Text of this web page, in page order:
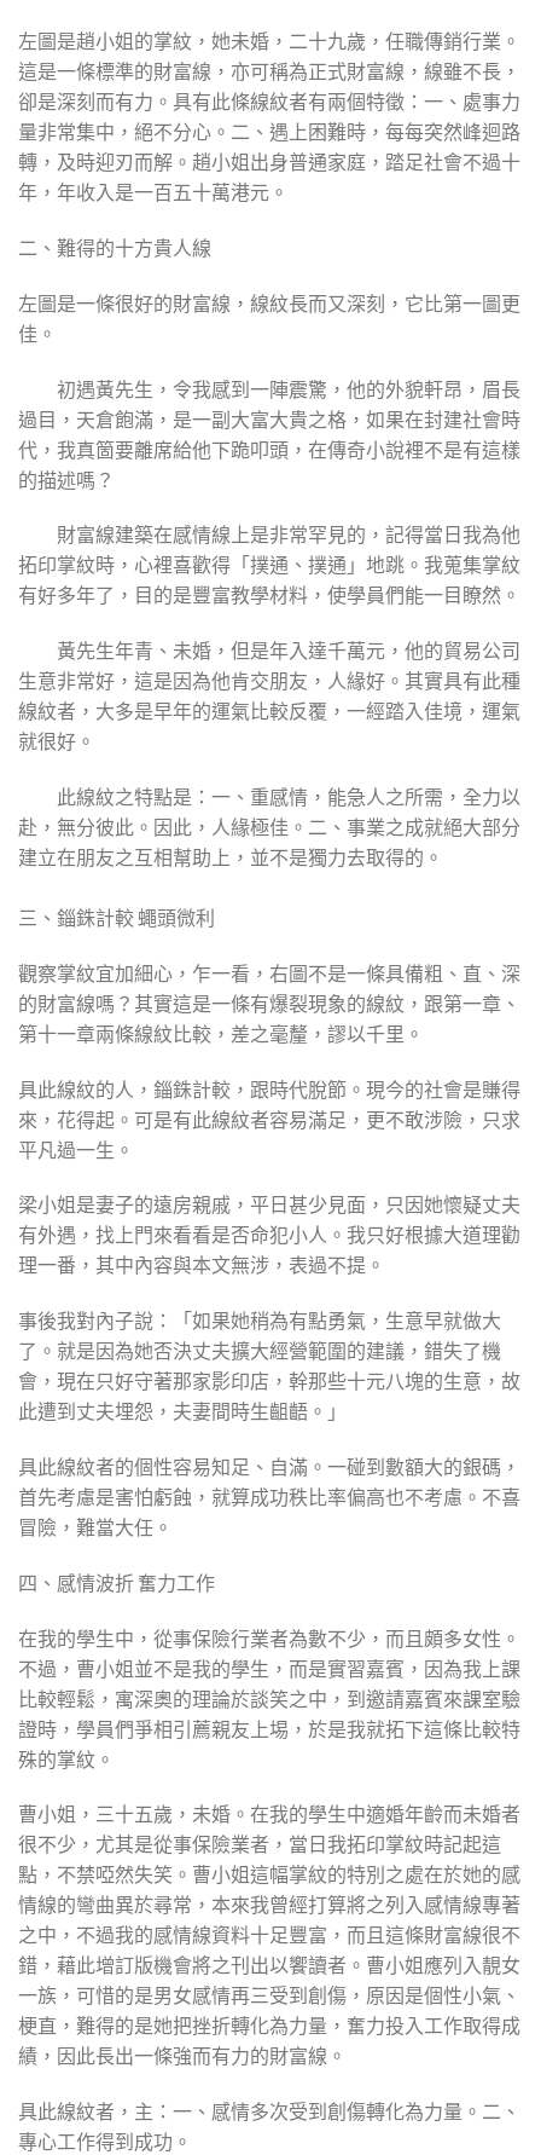
左圖是趙小姐的掌紋，她未婚，二十九歲，任職傳銷行業。
這是一條標準的財富線，亦可稱為正式財富線，線雖不長，
卻是深刻而有力。具有此條線紋者有兩個特徵：一、處事力
量非常集中，絕不分心。二、遇上困難時，每每突然峰迴路
轉，及時迎刃而解。趙小姐出身普通家庭，踏足社會不過十
年，年收入是一百五十萬港元。
二、難得的十方貴人線
左圖是一條很好的財富線，線紋長而又深刻，它比第一圖更
佳。
初遇黃先生，令我感到一陣震驚，他的外貌軒昂，眉長
過目，天倉飽滿，是一副大富大貴之格，如果在封建社會時
代，我真箇要離席給他下跪叩頭，在傳奇小說裡不是有這樣
的描述嗎？
財富線建築在感情線上是非常罕見的，記得當日我為他
拓印掌紋時，心裡喜歡得「撲通、撲通」地跳。我蒐集掌紋
有好多年了，目的是豐富教學材料，使學員們能一目瞭然。
黃先生年青、未婚，但是年入達千萬元，他的貿易公司
生意非常好，這是因為他肯交朋友，人緣好。其實具有此種
線紋者，大多是早年的運氣比較反覆，一經踏入佳境，運氣
就很好。
此線紋之特點是：一、重感情，能急人之所需，全力以
赴，無分彼此。因此，人緣極佳。二、事業之成就絕大部分
建立在朋友之互相幫助上，並不是獨力去取得的。
三、錙銖計較 蠅頭微利
觀察掌紋宜加細心，乍一看，右圖不是一條具備粗、直、深
的財富線嗎？其實這是一條有爆裂現象的線紋，跟第一章、
第十一章兩條線紋比較，差之毫釐，謬以千里。
具此線紋的人，錙銖計較，跟時代脫節。現今的社會是賺得
來，花得起。可是有此線紋者容易滿足，更不敢涉險，只求
平凡過一生。
梁小姐是妻子的遠房親戚，平日甚少見面，只因她懷疑丈夫
有外遇，找上門來看看是否命犯小人。我只好根據大道理勸
理一番，其中內容與本文無涉，表過不提。
事後我對內子說：「如果她稍為有點勇氣，生意早就做大
了。就是因為她否決丈夫擴大經營範圍的建議，錯失了機
會，現在只好守著那家影印店，幹那些十元八塊的生意，故
此遭到丈夫埋怨，夫妻間時生齟齬。」
具此線紋者的個性容易知足、自滿。一碰到數額大的銀碼，
首先考慮是害怕虧蝕，就算成功秩比率偏高也不考慮。不喜
冒險，難當大任。
四、感情波折 奮力工作
在我的學生中，從事保險行業者為數不少，而且頗多女性。
不過，曹小姐並不是我的學生，而是實習嘉賓，因為我上課
比較輕鬆，寓深奧的理論於談笑之中，到邀請嘉賓來課室驗
證時，學員們爭相引薦親友上埸，於是我就拓下這條比較特
殊的掌紋。
曹小姐，三十五歲，未婚。在我的學生中適婚年齡而未婚者
很不少，尤其是從事保險業者，當日我拓印掌紋時記起這
點，不禁啞然失笑。曹小姐這幅掌紋的特別之處在於她的感
情線的彎曲異於尋常，本來我曾經打算將之列入感情線專著
之中，不過我的感情線資料十足豐富，而且這條財富線很不
錯，藉此增訂版機會將之刊出以饗讀者。曹小姐應列入靚女
一族，可惜的是男女感情再三受到創傷，原因是個性小氣、
梗直，難得的是她把挫折轉化為力量，奮力投入工作取得成
績，因此長出一條強而有力的財富線。
具此線紋者，主：一、感情多次受到創傷轉化為力量。二、
專心工作得到成功。